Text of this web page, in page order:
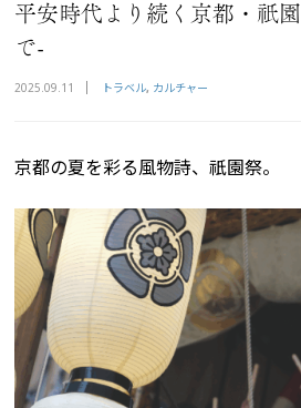
平安時代より続く京都・祇
で-
2025.09.11 トラベル カルチャー
京都の夏を彩る風物詩、祇園祭。